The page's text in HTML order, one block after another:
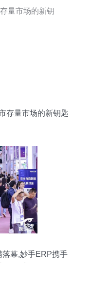
存量市场的新钥匙
落幕,妙手ERP携手